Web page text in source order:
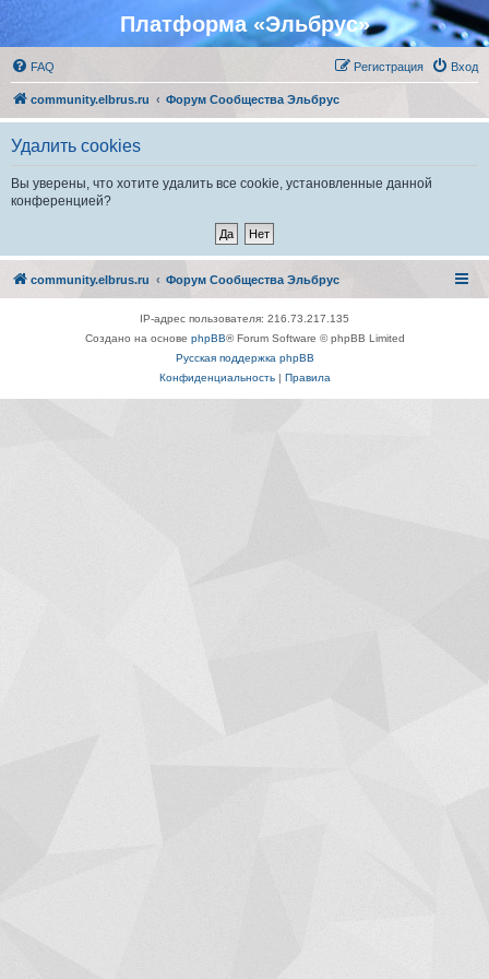
Платформа «Эльбрус»
FAQ Вход
Регистрация
community.elbrus.ru Форум Сообщества Эльбрус
Удалить cookies
Вы уверены, что хотите удалить все cookie, установленные данной
конференцией?
community.elbrus.ru Форум Сообщества Эльбрус
IP-адрес пользователя: 216.73.217.135
Создано на основе phpBB® Forum Software © phpBB Limited
Русская поддержка phpBB
Конфиденциальность| Правила